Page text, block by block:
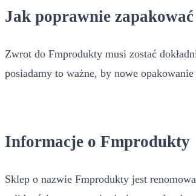
Jak poprawnie
Zwrot do Fmprodukty musi zostać
posiadamy to ważne, by nowe
Informacje o Fmprodukty
Sklep o nazwie Fmprodukty jest